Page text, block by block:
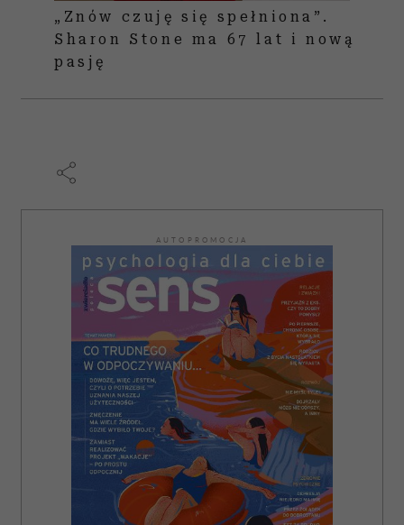
„Znów czuję się spełniona”.
Sharon Stone ma 67 lat i nową
pasję
AUTOPROMOCJA